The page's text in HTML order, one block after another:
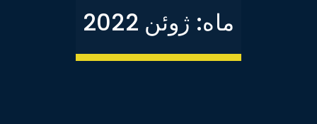
ماه: ژوئن 2022